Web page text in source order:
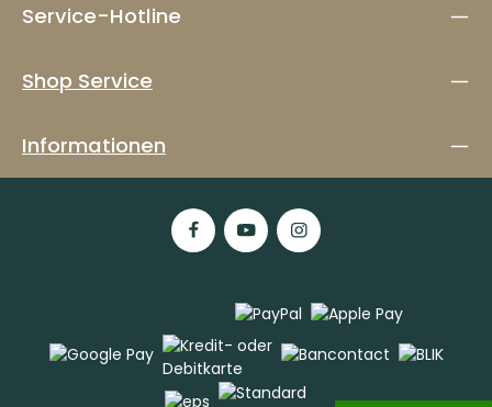
Service-Hotline
Shop Service
Informationen